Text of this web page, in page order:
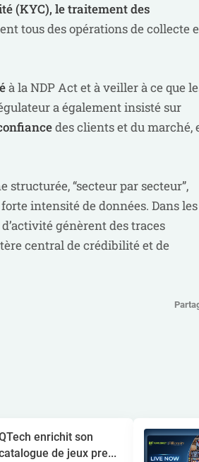
(KYC), le traitement des
tous des opérations de collecte
à la NDP Act et à veiller à ce que
a également insisté sur
des clients et du marché,
“secteur par secteur”,
intensité de données. Dans les
génèrent des traces
central de crédibilité et de
enrichit son
de jeux pre...